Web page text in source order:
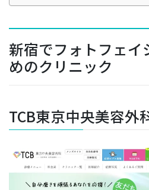
新宿でフォトフェイ
めのクリニック
TCB東京中央美容外